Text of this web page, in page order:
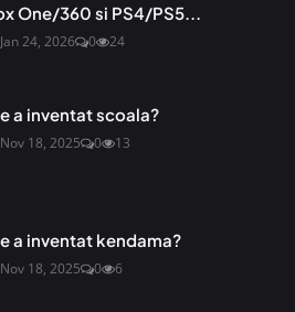
One/360 si PS4/PS5...
Jan 24, 2026 0 24
a inventat scoala?
Nov 18, 2025 0 13
a inventat kendama?
Nov 18, 2025 0 6